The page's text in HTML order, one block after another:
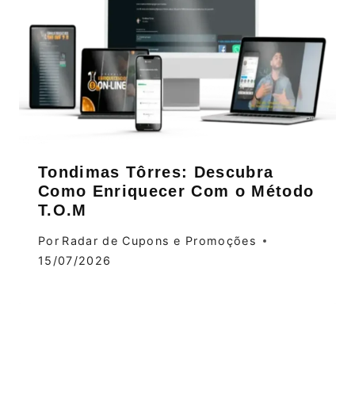
Tondimas Tôrres: Descubra
Como Enriquecer Com o Método
T.O.M
Por Radar de Cupons e Promoções
15/07/2026